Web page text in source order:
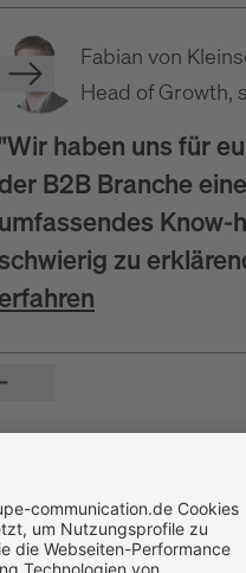
Fabian von
Head of Growth,
haben uns für
der B2B Branche
umfassendes Know-
zu
erfahren